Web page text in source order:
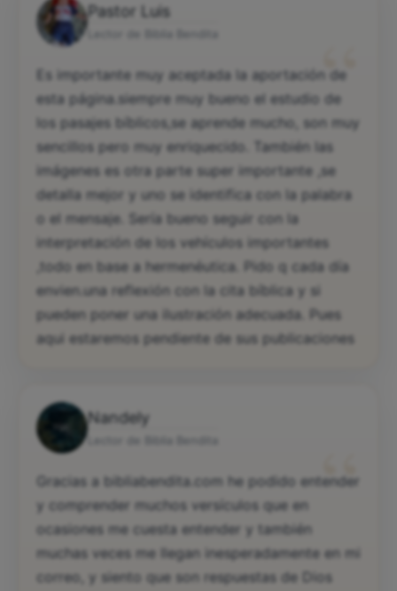
Pastor Luis
“
Es importante muy aceptada la aportación de
esta página.siempre muy bueno el estudio de
los pasajes bíblicos,se aprende mucho, son muy
sencillos pero muy enriquecido. También las
imágenes es otra parte super importante ,se
detalla mejor y uno se identifica con la palabra
o el mensaje. Sería bueno seguir con la
interpretación de los vehículos importantes
,todo en base a hermenéutica. Pido q cada día
envien.una reflexión con la cita bíblica y si
pueden poner una ilustración adecuada. Pues
aqui estaremos pendiente de sus publicaciones
Nandely
“
Gracias a bibliabendita.com he podido entender
y comprender muchos versículos que en
ocasiones me cuesta entender y también
muchas veces me llegan inesperadamente en mi
correo, y siento que son respuestas de Dios